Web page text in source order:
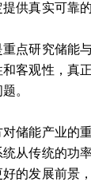
供真实可靠
研究储能
客观性，真
。
能产业的
从传统的功
的发展前景